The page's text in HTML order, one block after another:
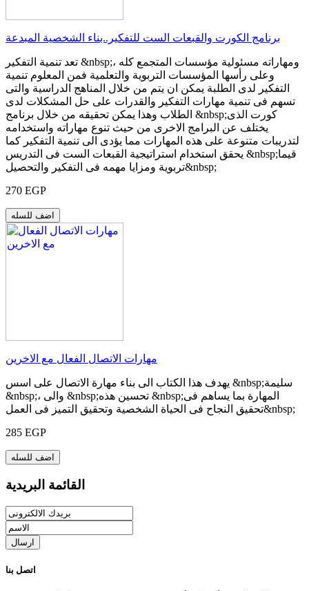
برنامج الكورت والقبعات الست للتفكير..بناء الشخصية المبدعة
تعد تنمية التفكير &nbsp;ومهاراته مسئولية مؤسسات المتجمع كله ،
وعلى رأسها المؤسسات التربوية والتعلمية فمن المعلوم تنمية
التفكير لدى الطلبة يمكن ان يتم من خلال المناهج الدراسية والتى
تسهم فى تنمية مهارات التفكير والقدرات على حل المشكلات لدى
الطلاب وهذا يمكن تحقيقه من خلال برنامج &nbsp;كورت الذى
يختلف عن البرامج الاخرى من حيث تنوع مهاراته واستخدامه
لتدريبات متنوعة على هذه المهارات مما يؤدى الى تنمية التفكير كما
يحقق استخدام استراتيجية القبعات الست فى التدريس &nbsp;قيما
تربوية ومزايا مهمه فى التفكير والتحصيل&nbsp;
270 EGP
اضف للسله
مهارات الاتصال الفعال مع الاخرين
يهدف هذا الكتاب الى بناء مهارة الاتصال على اسس &nbsp;سليمة
&nbsp;، والى &nbsp;تحسين هذه &nbsp;المهارة بما يساهم فى
تحقيق النجاح فى الحياة الشخصية وتحقيق التميز فى العمل&nbsp;
285 EGP
اضف للسله
القائمة البريدية
ارسال
اتصل بنا